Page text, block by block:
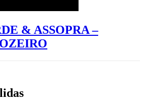
& ASSOPRA –